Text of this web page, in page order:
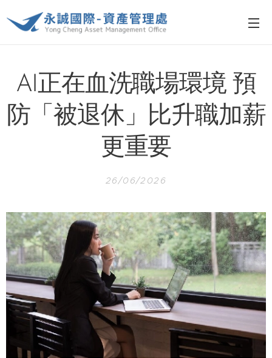
AI正在血洗職場環境 預
防「被退休」比升職加薪
更重要
26/06/2026